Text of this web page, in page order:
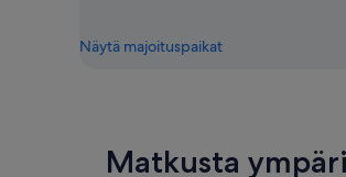
Näytä majoituspaikat
Matkusta